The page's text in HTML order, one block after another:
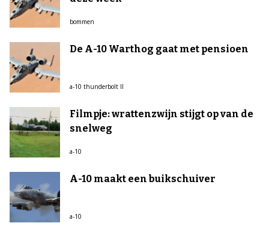
bommen
De A-10 Warthog gaat met pensioen
a-10 thunderbolt II
Filmpje: wrattenzwijn stijgt op van de
snelweg
a-10
A-10 maakt een buikschuiver
a-10